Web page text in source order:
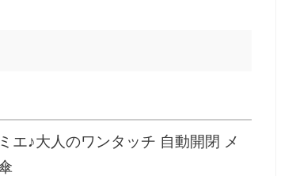
エ♪大人のワンタッチ 自動開閉 メ